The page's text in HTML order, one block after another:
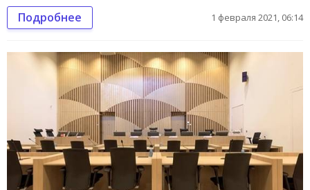
Подробнее 1 февраля 2021, 06:14